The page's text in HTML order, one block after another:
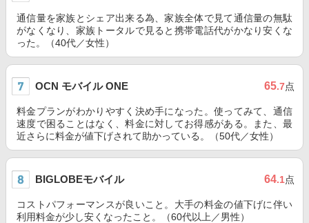
通信量を家族とシェア出来る為、家族全体で見て通信量の無駄
がなくなり、家族トータルで見ると携帯電話代がかなり安くな
った。（40代／女性）
OCN モバイル ONE 65.7点
料金プランがわかりやすく決め手になった。使ってみて、通信
速度で困ることはなく、料金に対してお得感がある。また、最
近さらに料金が値下げされて助かっている。（50代／女性）
BIGLOBEモバイル 64.1点
コストパフォーマンスが良いこと。大手の料金の値下げに伴い
利用料金が少し安くなったこと。（60代以上／男性）